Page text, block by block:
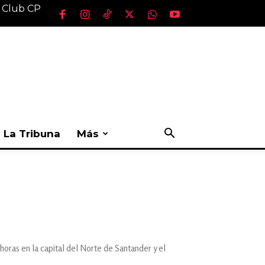
CP
La Tribuna Más
en la capital del Norte de Santander y el